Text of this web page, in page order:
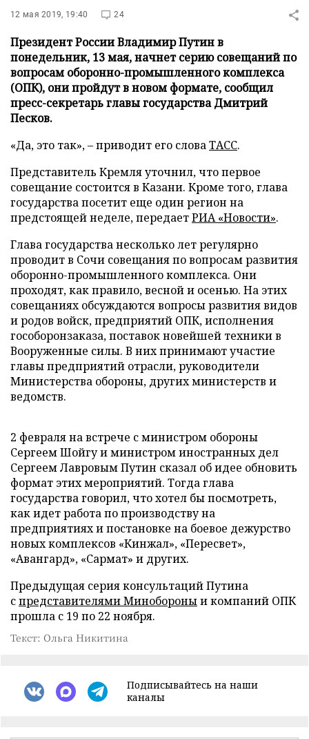
12 мая 2019, 19:40 24
Президент России Владимир Путин в
понедельник, 13 мая, начнет серию совещаний по
вопросам оборонно-промышленного комплекса
(ОПК), они пройдут в новом формате, сообщил
пресс-секретарь главы государства Дмитрий
Песков.
«Да, это так», – приводит его словаТАСС.
Представитель Кремля уточнил, что первое
совещание состоится в Казани. Кроме того, глава
государства посетит еще один регион на
предстоящей неделе, передаетРИА «Новости».
Глава государства несколько лет регулярно
проводит в Сочи совещания по вопросам развития
оборонно-промышленного комплекса. Они
проходят, как правило, весной и осенью. На этих
совещаниях обсуждаются вопросы развития видов
и родов войск, предприятий ОПК, исполнения
гособоронзаказа, поставок новейшей техники в
Вооруженные силы. В них принимают участие
главы предприятий отрасли, руководители
Министерства обороны, других министерств и
ведомств.
2 февраля на встрече с министром обороны
Сергеем Шойгу и министром иностранных дел
Сергеем Лавровым Путин сказал об идее обновить
формат этих мероприятий. Тогда глава
государства говорил, что хотел бы посмотреть,
как идет работа по производству на
предприятиях и постановке на боевое дежурство
новых комплексов «Кинжал», «Пересвет»,
«Авангард», «Сармат» и других.
Предыдущая серия консультаций Путина
спредставителями Минобороныи компаний ОПК
прошла с 19 по 22 ноября.
Текст: Ольга Никитина
Подписывайтесь на наши
каналы